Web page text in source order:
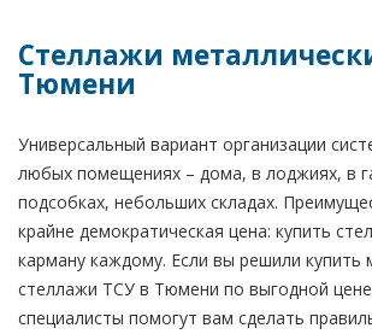
Стеллажи
Тюмени
Универсальный вариант организации
любых помещениях – дома, в лоджиях, в
подсобках, небольших складах.
крайне демократическая цена: купить
карману каждому. Если вы решили купить
стеллажи ТСУ в Тюмени по выгодной
специалисты помогут вам сделать